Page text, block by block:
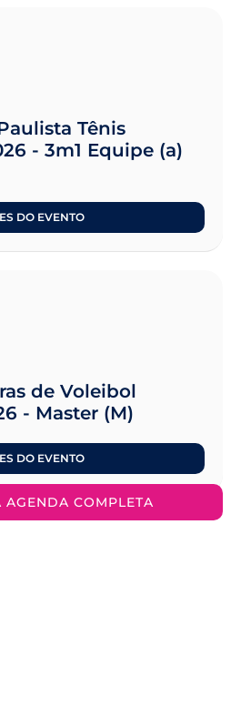
Tênis
- 3m1 Equipe (a)
DO EVENTO
de Voleibol
- Master (M)
DO EVENTO
AGENDA COMPLETA